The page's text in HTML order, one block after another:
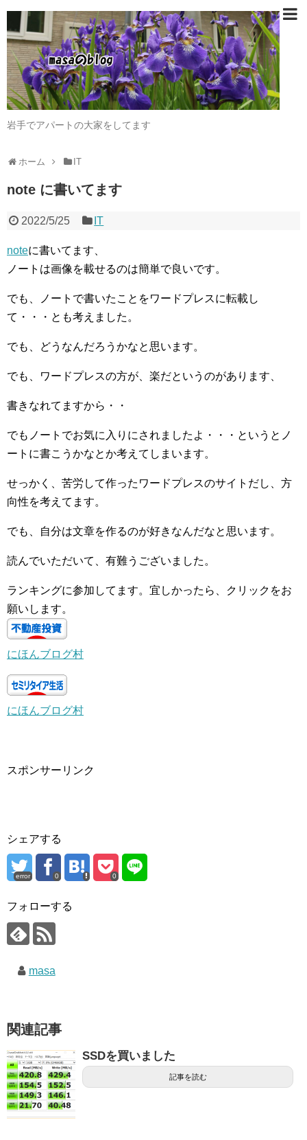
岩手でアパートの大家をしてます
ホーム IT
note に書いてます
2022/5/25 IT
noteに書いてます、
ノートは画像を載せるのは簡単で良いです。
でも、ノートで書いたことをワードプレスに転載し
て・・・とも考えました。
でも、どうなんだろうかなと思います。
でも、ワードプレスの方が、楽だというのがあります、
書きなれてますから・・
でもノートでお気に入りにされましたよ・・・というとノ
ートに書こうかなとか考えてしまいます。
せっかく、苦労して作ったワードプレスのサイトだし、方
向性を考えてます。
でも、自分は文章を作るのが好きなんだなと思います。
読んでいただいて、有難うございました。
ランキングに参加してます。宜しかったら、クリックをお
願いします。
にほんブログ村
にほんブログ村
スポンサーリンク
シェアする
error 0 0
フォローする
masa
関連記事
SSDを買いました
記事を読む